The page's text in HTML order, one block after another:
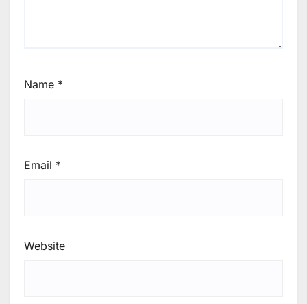
Name *
Email *
Website